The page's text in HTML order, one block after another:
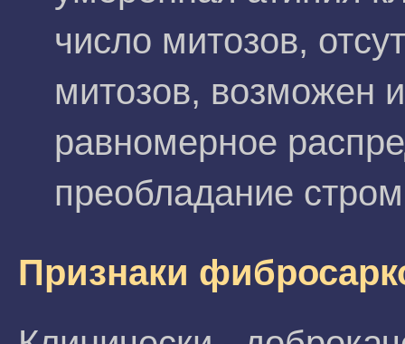
число митозов,
митозов, возможен
равномерное
преобладание
Признаки